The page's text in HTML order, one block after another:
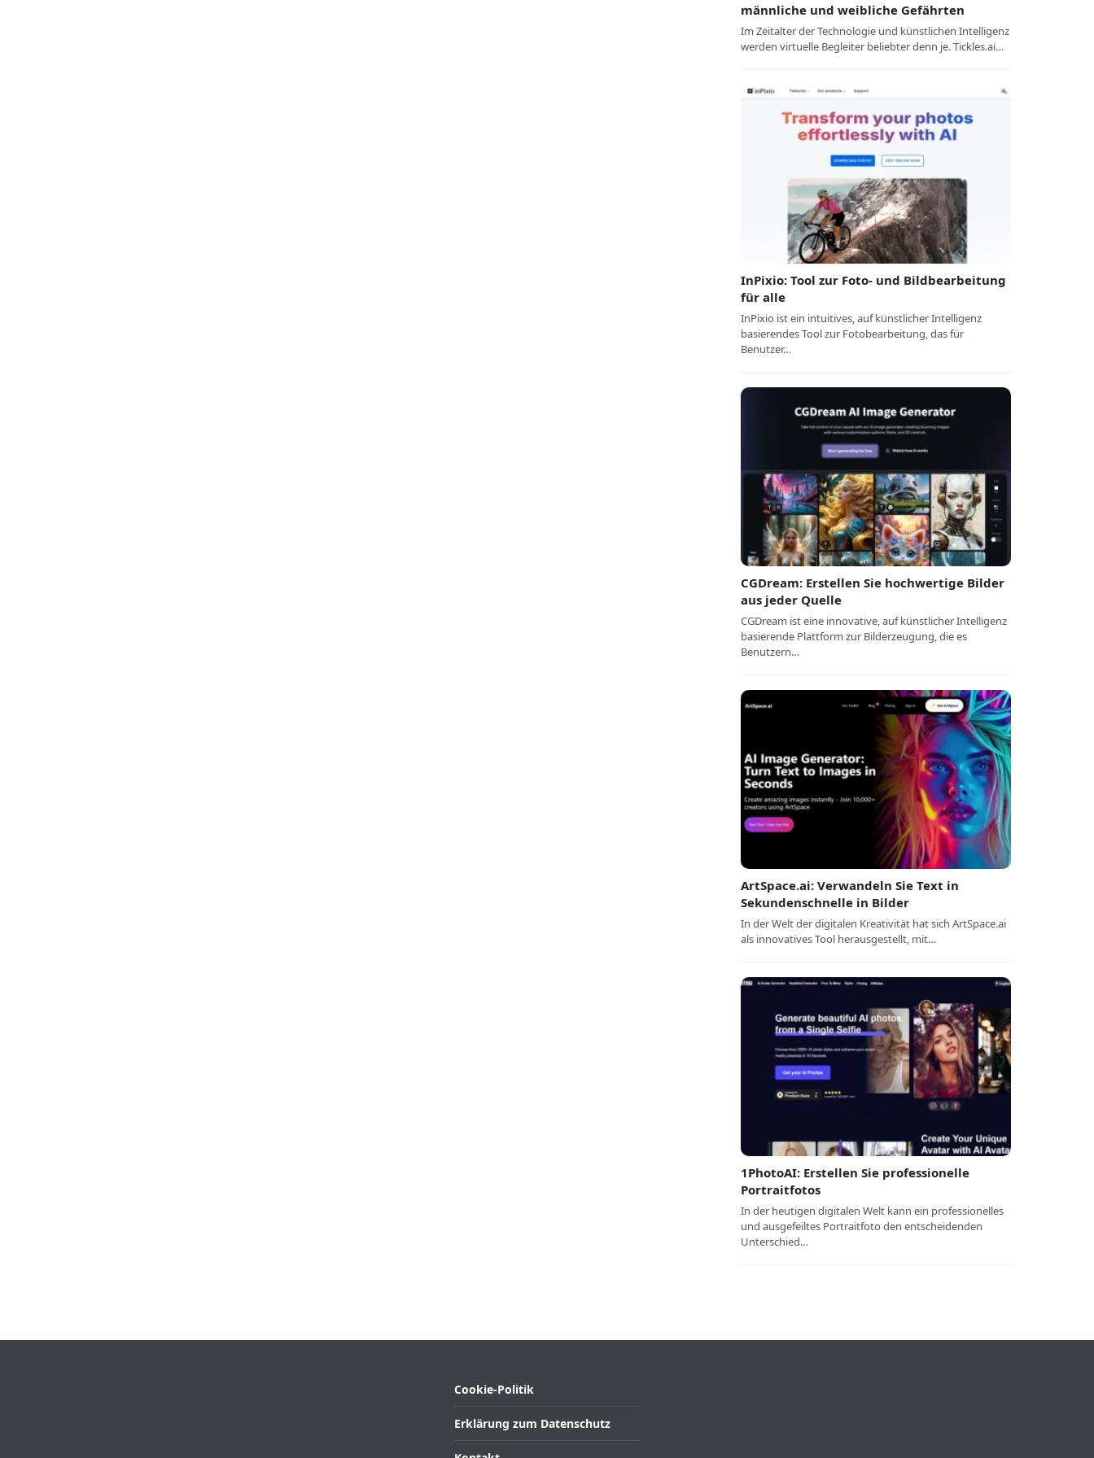
männliche und weibliche Gefährten
Im Zeitalter der Technologie und künstlichen Intelligenz
werden virtuelle Begleiter beliebter denn je. Tickles.ai…
InPixio: Tool zur Foto- und Bildbearbeitung
für alle
InPixio ist ein intuitives, auf künstlicher Intelligenz
basierendes Tool zur Fotobearbeitung, das für
Benutzer…
CGDream: Erstellen Sie hochwertige Bilder
aus jeder Quelle
CGDream ist eine innovative, auf künstlicher Intelligenz
basierende Plattform zur Bilderzeugung, die es
Benutzern…
ArtSpace.ai: Verwandeln Sie Text in
Sekundenschnelle in Bilder
In der Welt der digitalen Kreativität hat sich ArtSpace.ai
als innovatives Tool herausgestellt, mit…
1PhotoAI: Erstellen Sie professionelle
Portraitfotos
In der heutigen digitalen Welt kann ein professionelles
und ausgefeiltes Portraitfoto den entscheidenden
Unterschied…
Cookie-Politik
Erklärung zum Datenschutz